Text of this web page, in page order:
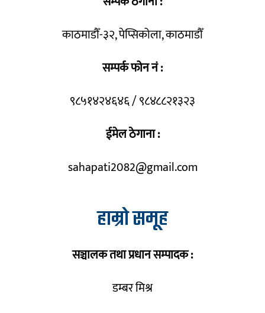
काठमाडौँ-३२, पेप्सिकोला, काठमाडौँ
सम्पर्क फोन नं :
९८५१४२४६४६ / ९८४८८२१३२३
ईमेल ठेगाना :
sahapati2082@gmail.com
हाम्रो समूह
सञ्चालक तथा प्रधान सम्पादक :
डम्बर मिश्र